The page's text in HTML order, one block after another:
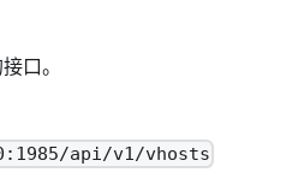
口。
api/v1/vhosts